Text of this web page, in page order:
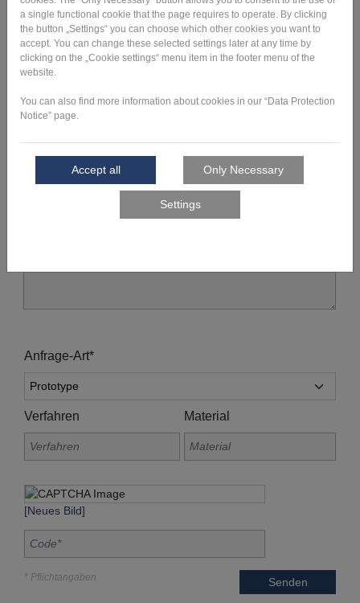
Anfrage-Art*
Verfahren Material
[Neues Bild]
* Pflichtangaben Senden